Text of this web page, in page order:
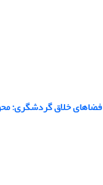
خلاق گردشگری: